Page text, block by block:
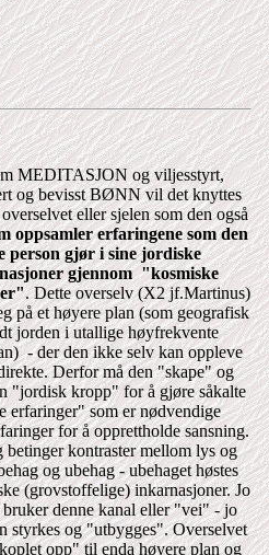
MEDITASJON og viljesstyrt,
og bevisst BØNN vil det knyttes
eller sjelen som den også
oppsamler erfaringene som den
person gjør i sine jordiske
gjennom "kosmiske
. Dette overselv (X2 jf.Martinus)
på et høyere plan (som geografisk
jorden i utallige høyfrekvente
- der den ikke selv kan oppleve
Derfor må den "skape" og
"jordisk kropp" for å gjøre såkalte
erfaringer" som er nødvendige
for å opprettholde sansning.
betinger kontraster mellom lys og
og ubehag - ubehaget høstes
(grovstoffelige) inkarnasjoner. Jo
bruker denne kanal eller "vei" - jo
styrkes og "utbygges". Overselvet
opp" til enda høyere plan og